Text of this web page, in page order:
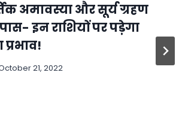
अमावस्या और सूर्य ग्रहण
इन राशियों पर पड़ेगा
प्रभाव!
21, 2022